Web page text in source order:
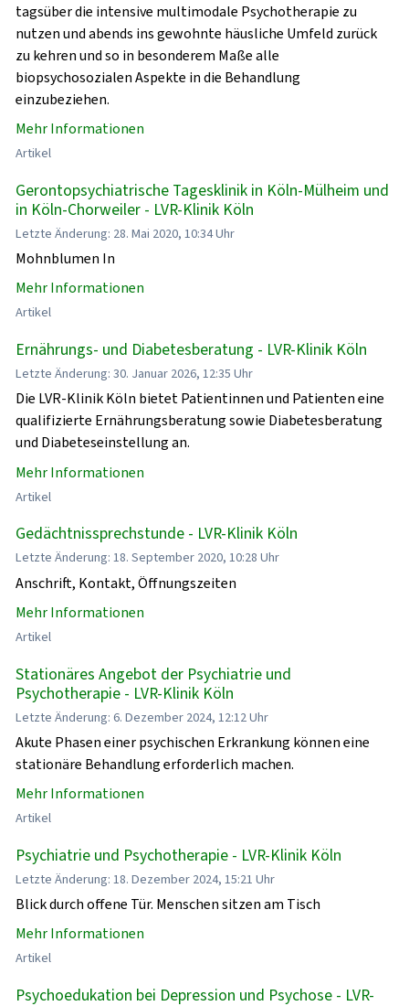
tagsüber die intensive multimodale Psychotherapie zu
nutzen und abends ins gewohnte häusliche Umfeld zurück
zu kehren und so in besonderem Maße alle
biopsychosozialen Aspekte in die Behandlung
einzubeziehen.
Mehr Informationen
Artikel
Gerontopsychiatrische Tagesklinik in Köln-Mülheim und
in Köln-Chorweiler - LVR-Klinik Köln
Letzte Änderung: 28. Mai 2020, 10:34 Uhr
Mohnblumen In
Mehr Informationen
Artikel
Ernährungs- und Diabetesberatung - LVR-Klinik Köln
Letzte Änderung: 30. Januar 2026, 12:35 Uhr
Die LVR-Klinik Köln bietet Patientinnen und Patienten eine
qualifizierte Ernährungsberatung sowie Diabetesberatung
und Diabeteseinstellung an.
Mehr Informationen
Artikel
Gedächtnissprechstunde - LVR-Klinik Köln
Letzte Änderung: 18. September 2020, 10:28 Uhr
Anschrift, Kontakt, Öffnungszeiten
Mehr Informationen
Artikel
Stationäres Angebot der Psychiatrie und
Psychotherapie - LVR-Klinik Köln
Letzte Änderung: 6. Dezember 2024, 12:12 Uhr
Akute Phasen einer psychischen Erkrankung können eine
stationäre Behandlung erforderlich machen.
Mehr Informationen
Artikel
Psychiatrie und Psychotherapie - LVR-Klinik Köln
Letzte Änderung: 18. Dezember 2024, 15:21 Uhr
Blick durch offene Tür. Menschen sitzen am Tisch
Mehr Informationen
Artikel
Psychoedukation bei Depression und Psychose - LVR-